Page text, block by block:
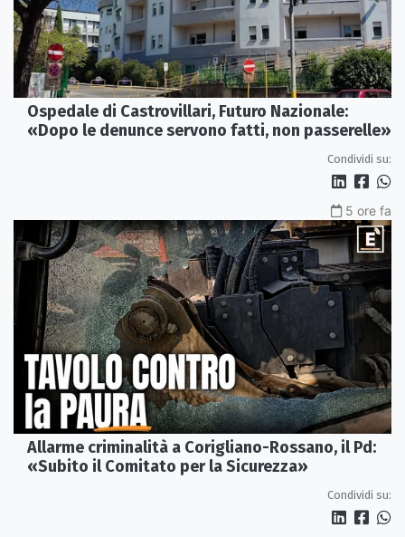
Ospedale di Castrovillari, Futuro Nazionale:
«Dopo le denunce servono fatti, non passerelle»
Condividi su:
5 ore fa
Allarme criminalità a Corigliano-Rossano, il Pd:
«Subito il Comitato per la Sicurezza»
Condividi su: